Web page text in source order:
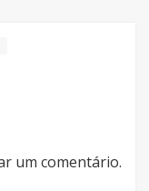
um comentário.